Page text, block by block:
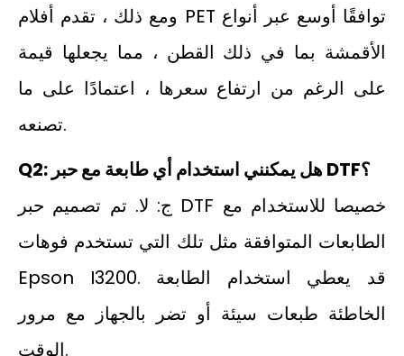
ومع ذلك ، تقدم أفلام PET توافقًا أوسع عبر أنواع
الأقمشة بما في ذلك القطن ، مما يجعلها قيمة
على الرغم من ارتفاع سعرها ، اعتمادًا على ما
تصنعه.
Q2: هل يمكنني استخدام أي طابعة مع حبر DTF؟
ج: لا. تم تصميم حبر DTF خصيصا للاستخدام مع
الطابعات المتوافقة مثل تلك التي تستخدم فوهات
Epson I3200. قد يعطي استخدام الطابعة
الخاطئة طبعات سيئة أو تضر بالجهاز مع مرور
الوقت.